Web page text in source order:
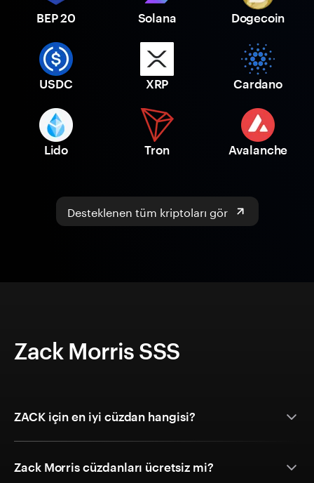
BEP 20 Solana Dogecoin
USDC XRP Cardano
Lido Tron Avalanche
Desteklenen tüm kriptoları gör
Zack Morris SSS
ZACK için en iyi cüzdan hangisi?
Zack Morris cüzdanları ücretsiz mi?